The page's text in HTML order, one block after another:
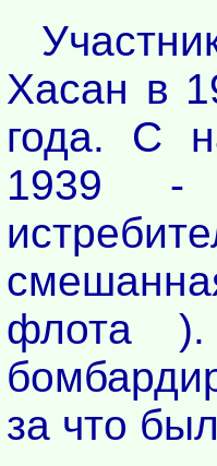
Хасан в
года. С
1939 -
флота ).
за что